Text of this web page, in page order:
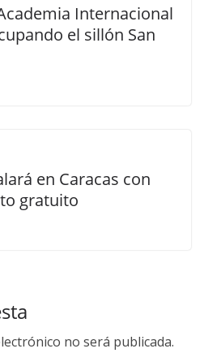
Internacional
el sillón San
en Caracas con
gratuito
no será publicada.